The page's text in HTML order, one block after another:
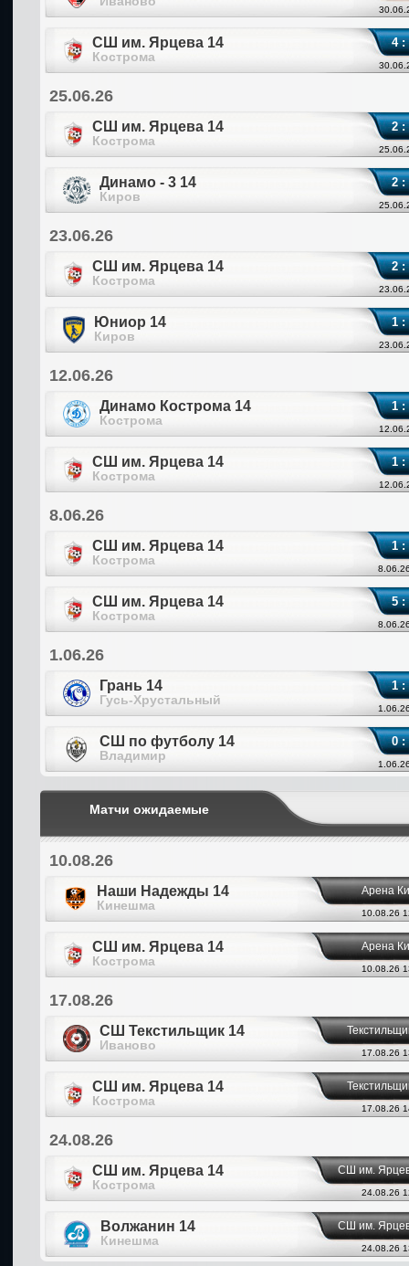
СШ им. Ярцева 14
Кострома
4 :
25.06.26
СШ им. Ярцева 14
Кострома
2 :
Динамо - 3 14
Киров
2 :
23.06.26
СШ им. Ярцева 14
Кострома
2 :
Юниор 14
Киров
1 :
12.06.26
Динамо Кострома 14
Кострома
1 :
СШ им. Ярцева 14
Кострома
1 :
8.06.26
СШ им. Ярцева 14
Кострома
1 :
СШ им. Ярцева 14
Кострома
5 :
1.06.26
Грань 14
Гусь-Хрустальный
1 :
СШ по футболу 14
Владимир
0 :
Матчи ожидаемые
10.08.26
Наши Надежды 14
Кинешма
Арена
10.08.26
СШ им. Ярцева 14
Кострома
Арена
10.08.26
17.08.26
СШ Текстильщик 14
Иваново
17.08.26
СШ им. Ярцева 14
Кострома
17.08.26
24.08.26
СШ им. Ярцева 14
Кострома
СШ им.
24.08.26
Волжанин 14
Кинешма
СШ им.
24.08.26